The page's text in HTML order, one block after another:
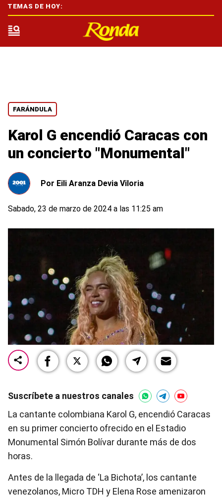
FARÁNDULA
Karol G encendió Caracas con
un concierto "Monumental"
Por Eili Aranza Devia Viloria
Sabado, 23 de marzo de 2024 a las 11:25 am
Suscríbete a nuestros canales
La cantante colombiana Karol G, encendió Caracas
en su primer concierto ofrecido en el Estadio
Monumental Simón Bolívar durante más de dos
horas.
Antes de la llegada de ‘La Bichota’, los cantante
venezolanos, Micro TDH y Elena Rose amenizaron
TEMAS DE HOY: